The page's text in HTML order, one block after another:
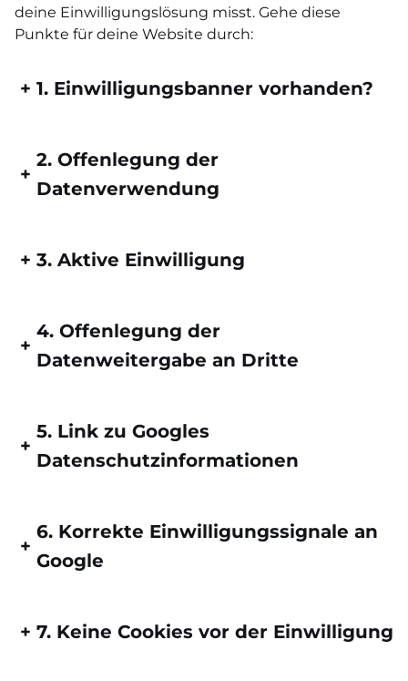
deine Einwilligungslösung misst. Gehe diese
Punkte für deine Website durch:
+ 1. Einwilligungsbanner vorhanden?
+
2. Offenlegung der
Datenverwendung
+ 3. Aktive Einwilligung
+
4. Offenlegung der
Datenweitergabe an Dritte
+
5. Link zu Googles
Datenschutzinformationen
+
6. Korrekte Einwilligungssignale an
Google
+ 7. Keine Cookies vor der Einwilligung